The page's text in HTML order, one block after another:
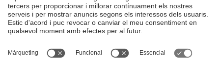
Configuració de privadesa